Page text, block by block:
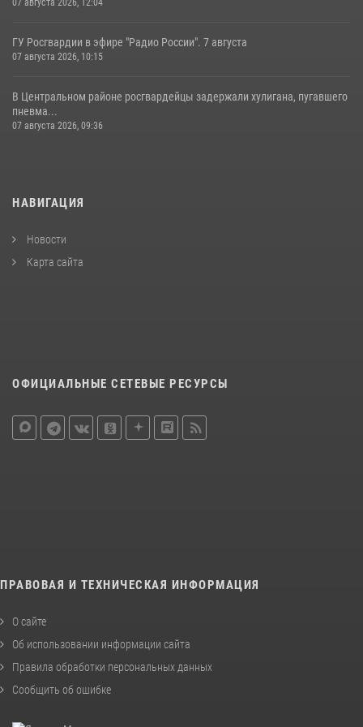
ГУ Росгвардии в эфире "Радио России". 7 августа
07 августа 2026, 10:15
В Центральном районе росгвардейцы задержали хулигана, пугавшего
пневма...
07 августа 2026, 09:36
НАВИГАЦИЯ
Новости
Карта сайта
ОФИЦИАЛЬНЫЕ СЕТЕВЫЕ РЕСУРСЫ
ПРАВОВАЯ И ТЕХНИЧЕСКАЯ ИНФОРМАЦИЯ
О сайте
Об использовании информации сайта
Правила обработки персональных данных
Сообщить об ошибке